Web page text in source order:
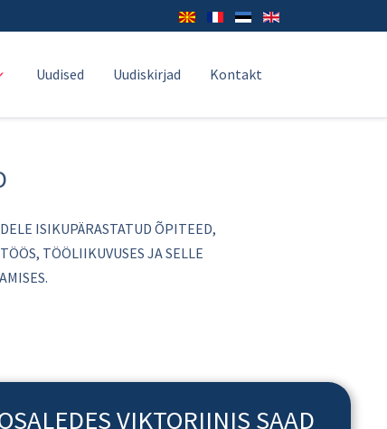
Uudised Uudiskirjad Kontakt
ISIKUPÄRASTATUD ÕPITEED,
TÖÖLIIKUVUSES JA SELLE
VIKTORIINIS SAAD